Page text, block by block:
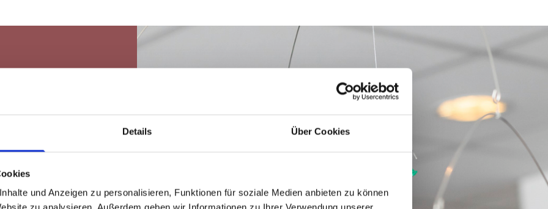
Details Über Cookies
und Anzeigen zu personalisieren, Funktionen für soziale Medien anbieten zu können